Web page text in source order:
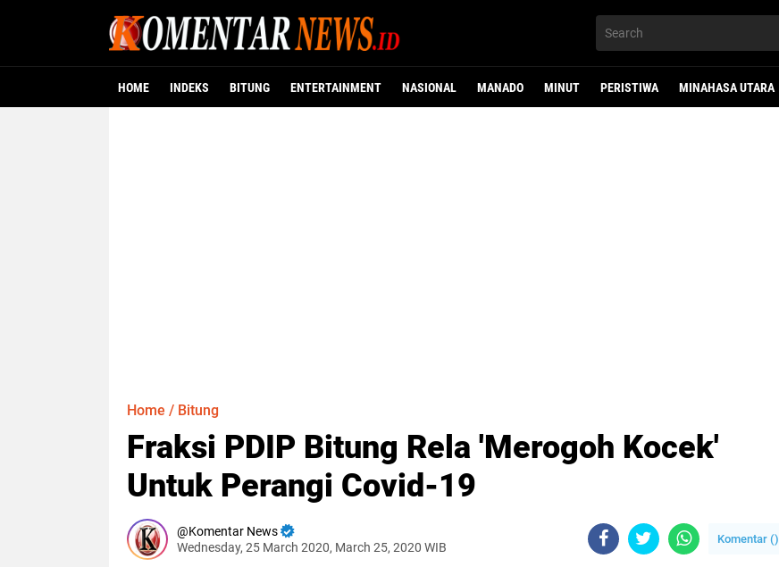
HOME INDEKS BITUNG ENTERTAINMENT NASIONAL MANADO MINUT PERISTIWA MINAHASA UTARA
Home / Bitung
Fraksi PDIP Bitung Rela 'Merogoh Kocek'
Untuk Perangi Covid-19
Komentar News
Wednesday, 25 March 2020, March 25, 2020 WIB
Komentar ()